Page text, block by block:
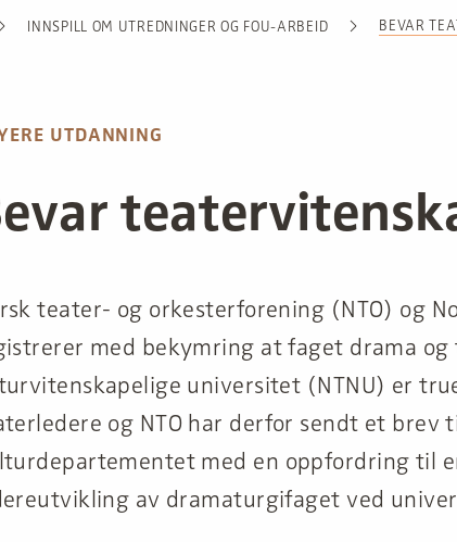
INNSPILL OM UTREDNINGER OG FOU-ARBEID BEVAR
UTDANNING
teater- og orkesterforening (NTO) og
med bekymring at faget drama
universitet (NTNU) er
og NTO har derfor sendt et brev
med en oppfordring til
av dramaturgifaget ved